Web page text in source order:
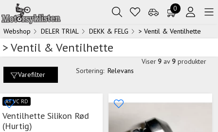
0
Webshop DELER TRIAL DEKK & FELG > Ventil & Ventilhette
> Ventil & Ventilhette
Varefilter Sortering: Relevans
Viser 9 av 9 produkter
AT VC RD
Ventilhette Silikon Rød
(Hurtig)